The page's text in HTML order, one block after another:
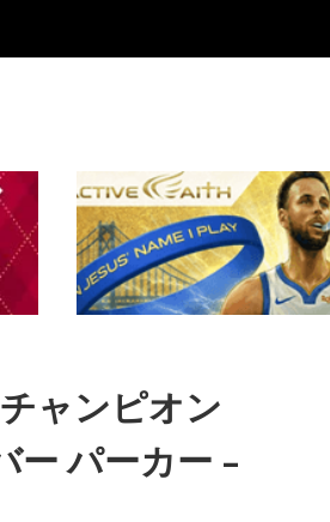
ャンピオン
ー パーカー -